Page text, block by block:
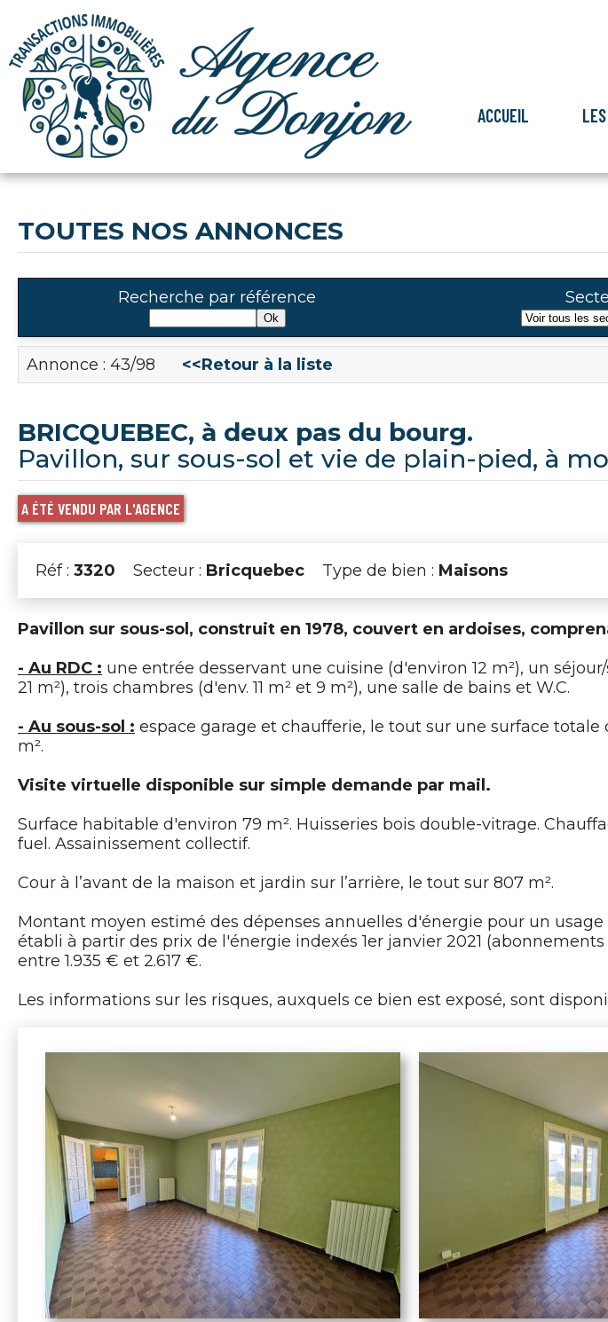
ACCUEIL
TOUTES NOS ANNONCES
Recherche par référence
Annonce : 43/98 <<Retour à la liste
BRICQUEBEC, à deux pas du bourg.
Pavillon, sur sous-sol et vie de plain-pied, à
A ÉTÉ VENDU PAR L'AGENCE
Réf : 3320 Secteur : Bricquebec Type de bien : Maisons
Pavillon sur sous-sol, construit en 1978, couvert en ardoises,
- Au RDC : une entrée desservant une cuisine (d'environ 12 m²), un
21 m²), trois chambres (d'env. 11 m² et 9 m²), une salle de bains et W.C.
- Au sous-sol : espace garage et chaufferie, le tout sur une surface totale
m².
Visite virtuelle disponible sur simple demande par mail.
Surface habitable d'environ 79 m². Huisseries bois double-vitrage.
fuel. Assainissement collectif.
Cour à l’avant de la maison et jardin sur l’arrière, le tout sur 807 m².
Montant moyen estimé des dépenses annuelles d'énergie pour un usage
établi à partir des prix de l'énergie indexés 1er janvier 2021 (abonnements
entre 1.935 € et 2.617 €.
Les informations sur les risques, auxquels ce bien est exposé, sont